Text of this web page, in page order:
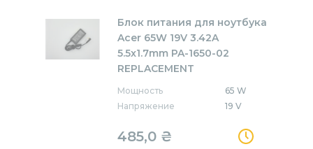
Блок питания для ноутбука
Acer 65W 19V 3.42A
5.5x1.7mm PA-1650-02
REPLACEMENT
Мощность
65 W
Напряжение
19 V
485,0 ₴